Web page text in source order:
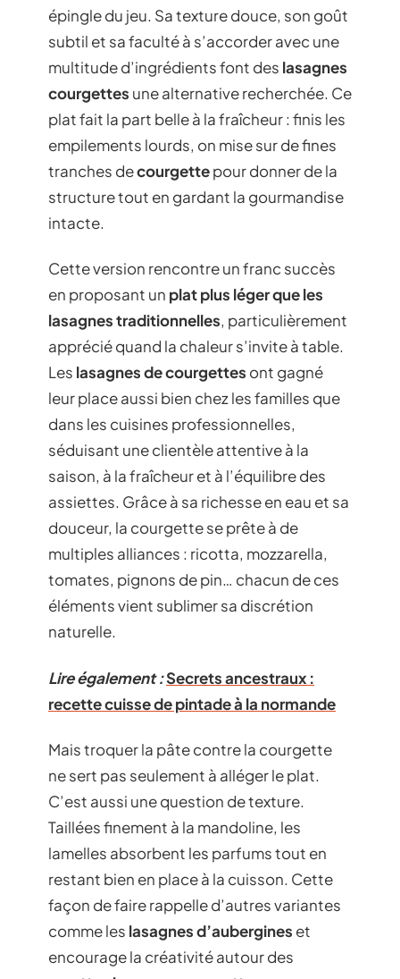
épingle du jeu. Sa texture douce, son goût
subtil et sa faculté à s’accorder avec une
multitude d’ingrédients font des lasagnes
courgettes une alternative recherchée. Ce
plat fait la part belle à la fraîcheur : finis les
empilements lourds, on mise sur de fines
tranches decourgettepour donner de la
structure tout en gardant la gourmandise
intacte.
Cette version rencontre un franc succès
en proposant un plat plus léger que les
lasagnes traditionnelles, particulièrement
apprécié quand la chaleur s’invite à table.
Les lasagnes de courgettes ont gagné
leur place aussi bien chez les familles que
dans les cuisines professionnelles,
séduisant une clientèle attentive à la
saison, à la fraîcheur et à l’équilibre des
assiettes. Grâce à sa richesse en eau et sa
douceur, la courgette se prête à de
multiples alliances : ricotta, mozzarella,
tomates, pignons de pin… chacun de ces
éléments vient sublimer sa discrétion
naturelle.
Lire également :Secrets ancestraux :
recette cuisse de pintade à la normande
Mais troquer la pâte contre la courgette
ne sert pas seulement à alléger le plat.
C’est aussi une question de texture.
Taillées finement à la mandoline, les
lamelles absorbent les parfums tout en
restant bien en place à la cuisson. Cette
façon de faire rappelle d’autres variantes
comme les lasagnes d’aubergines et
encourage la créativité autour des